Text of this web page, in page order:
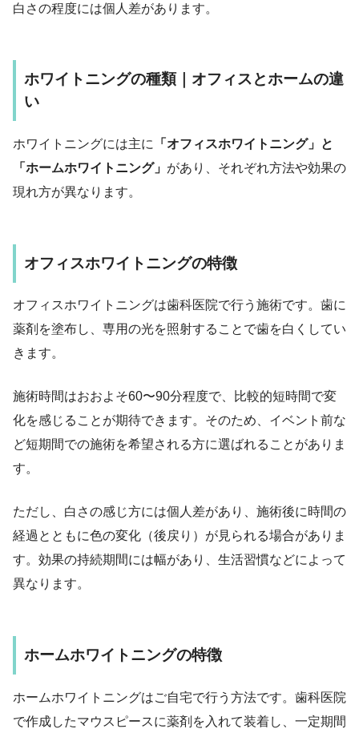
白さの程度には個人差があります。
ホワイトニングの種類｜オフィスとホームの違
い
ホワイトニングには主に
「オフィスホワイトニング」と
「ホームホワイトニング」 があり、それぞれ方法や効果の
現れ方が異なります。
オフィスホワイトニングの特徴
オフィスホワイトニングは歯科医院で行う施術です。歯に
薬剤を塗布し、専用の光を照射することで歯を白くしてい
きます。
施術時間はおおよそ60〜90分程度で、比較的短時間で変
化を感じることが期待できます。そのため、イベント前な
ど短期間での施術を希望される方に選ばれることがありま
す。
ただし、白さの感じ方には個人差があり、施術後に時間の
経過とともに色の変化（後戻り）が見られる場合がありま
す。効果の持続期間には幅があり、生活習慣などによって
異なります。
ホームホワイトニングの特徴
ホームホワイトニングはご自宅で行う方法です。歯科医院
で作成したマウスピースに薬剤を入れて装着し、一定期間